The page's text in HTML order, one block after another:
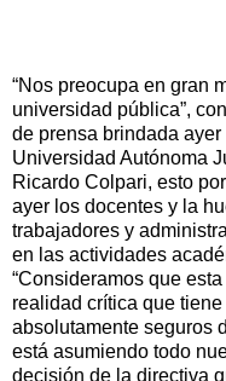
“Nos preocupa en gran
universidad pública”,
de prensa brindada
Universidad Autónoma
Ricardo Colpari, esto
ayer los docentes y la
trabajadores y
en las actividades
“Consideramos que
realidad crítica que
absolutamente seguros
está asumiendo todo
decisión de la directiva